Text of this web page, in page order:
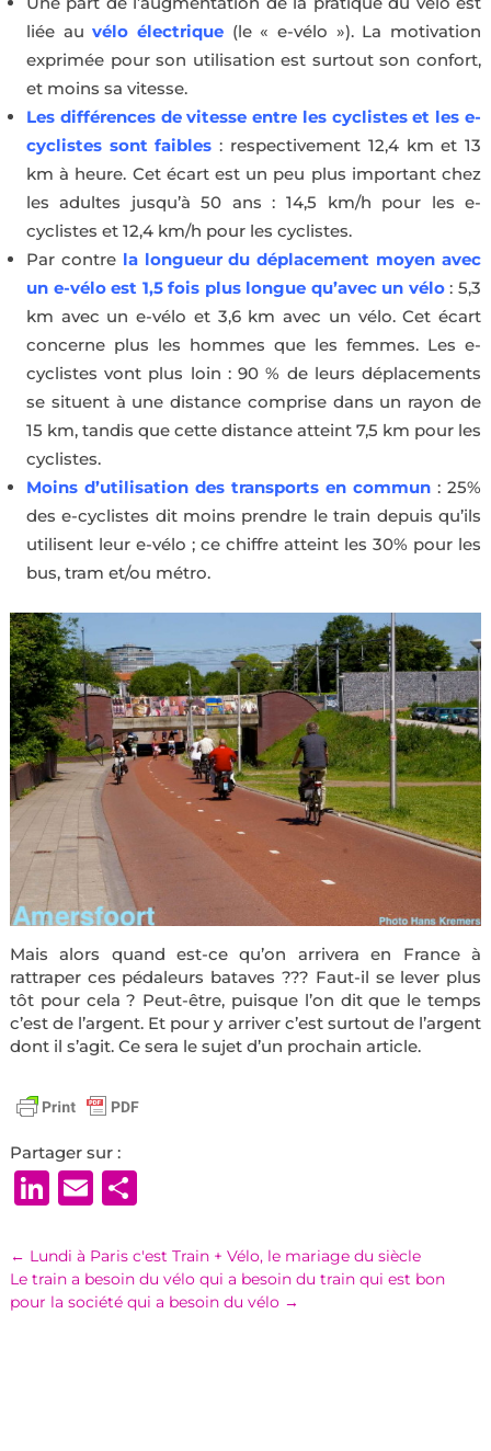
liée auvélo électrique (le « e-vélo »). La motivation
exprimée pour son utilisation est surtout son confort,
et moins sa vitesse.
Les différences de vitesse entre les cyclistes et les e-
cyclistes sont faibles : respectivement 12,4 km et 13
km à heure. Cet écart est un peu plus important chez
les adultes jusqu’à 50 ans : 14,5 km/h pour les e-
cyclistes et 12,4 km/h pour les cyclistes.
Par contre la longueur du déplacement moyen avec
un e-vélo est 1,5 fois plus longue qu’avec un vélo: 5,3
km avec un e-vélo et 3,6 km avec un vélo. Cet écart
concerne plus les hommes que les femmes. Les e-
cyclistes vont plus loin : 90 % de leurs déplacements
se situent à une distance comprise dans un rayon de
15 km, tandis que cette distance atteint 7,5 km pour les
cyclistes.
Moins d’utilisation des transports en commun : 25%
des e-cyclistes dit moins prendre le train depuis qu’ils
utilisent leur e-vélo ; ce chiffre atteint les 30% pour les
bus, tram et/ou métro.
Mais alors quand est-ce qu’on arrivera en France à
rattraper ces pédaleurs bataves ??? Faut-il se lever plus
tôt pour cela ? Peut-être, puisque l’on dit que le temps
c’est de l’argent. Et pour y arriver c’est surtout de l’argent
dont il s’agit. Ce sera le sujet d’un prochain article.
Partager sur :
LinkedIn
EmailPartager
← Lundi à Paris c'est Train + Vélo, le mariage du siècle
Le train a besoin du vélo qui a besoin du train qui est bon
pour la société qui a besoin du vélo→